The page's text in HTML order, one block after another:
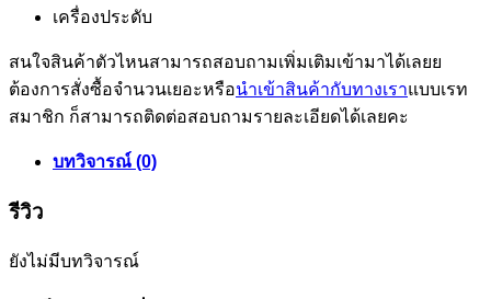
เครื่องประดับ
สนใจสินค้าตัวไหนสามารถสอบถามเพิ่มเติมเข้ามาได้เลยย
ต้องการสั่งซื้อจำนวนเยอะหรือนำเข้าสินค้ากับทางเราแบบเรท
สมาชิก ก็สามารถติดต่อสอบถามรายละเอียดได้เลยคะ
บทวิจารณ์ (0)
รีวิว
ยังไม่มีบทวิจารณ์